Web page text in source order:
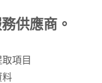
供應商。
項目
料